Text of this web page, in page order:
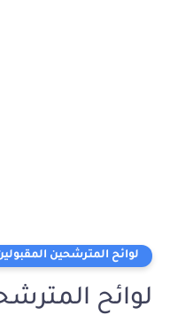
لوائح المترشحين المقبولين
لوائح